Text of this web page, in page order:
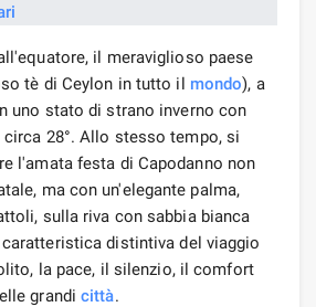
il meraviglioso paese
tè di Ceylon in tutto il mondo), a
uno stato di strano inverno con
circa 28°. Allo stesso tempo, si
l'amata festa di Capodanno non
ma con un'elegante palma,
sulla riva con sabbia bianca
distintiva del viaggio
la pace, il silenzio, il comfort
grandicittà.